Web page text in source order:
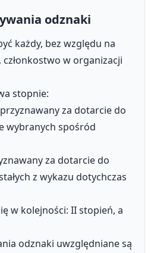
odznaki
każdy, bez względu na
w organizacji
stopnie:
za dotarcie do
wybranych spośród
za dotarcie do
z wykazu dotychczas
w kolejności: II stopień, a
odznaki uwzględniane są